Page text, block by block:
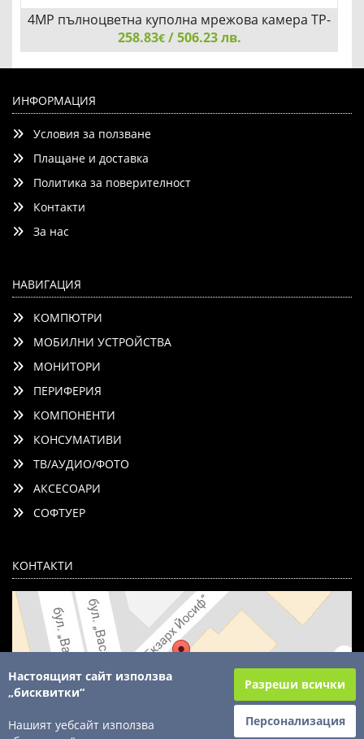
InSight S245(2.8mm)
4MP пълноцветна куполна мрежова камера TP-
Link VIGI InSight S245(2.8mm)
258.83€/ 506.23 лв.
ИНФОРМАЦИЯ
Условия за ползване
Плащане и доставка
Политика за поверителност
Контакти
За нас
НАВИГАЦИЯ
КОМПЮТРИ
МОБИЛНИ УСТРОЙСТВА
МОНИТОРИ
ПЕРИФЕРИЯ
КОМПОНЕНТИ
КОНСУМАТИВИ
ТВ/АУДИО/ФОТО
АКСЕСОАРИ
СОФТУЕР
КОНТАКТИ
Настоящият сайт използва
„бисквитки“
Нашият уебсайт използва
Разреши всички
Персонализация